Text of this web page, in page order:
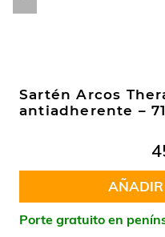
Sartén Arcos
antiadherente –
Porte gratuito en